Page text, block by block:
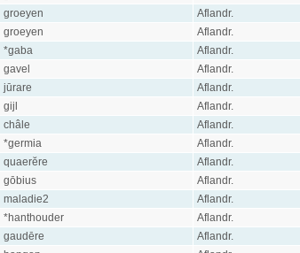
groeyen Aflandr.
groeyen Aflandr.
*gaba Aflandr.
gavel Aflandr.
jūrare Aflandr.
gijl Aflandr.
châle Aflandr.
*germia Aflandr.
quaerĕre Aflandr.
gōbius Aflandr.
maladie2 Aflandr.
*hanthouder Aflandr.
gaudēre Aflandr.